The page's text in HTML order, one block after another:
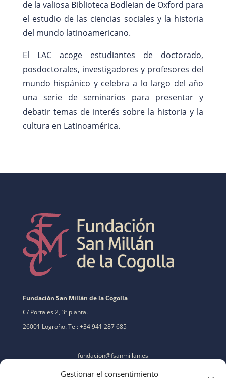
Gestionar el consentimiento
de la valiosa Biblioteca Bodleian de Oxford para
el estudio de las ciencias sociales y la historia
del mundo latinoamericano.
El LAC acoge estudiantes de doctorado,
posdoctorales, investigadores y profesores del
mundo hispánico y celebra a lo largo del año
una serie de seminarios para presentar y
debatir temas de interés sobre la historia y la
cultura en Latinoamérica.
Fundación San Millán de la Cogolla
C/ Portales 2, 3ª planta.
26001 Logroño. Tel: +34 941 287 685
fundacion@fsanmillan.es